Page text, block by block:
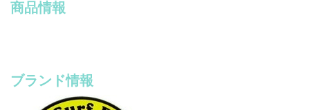
商品情報
ブランド情報